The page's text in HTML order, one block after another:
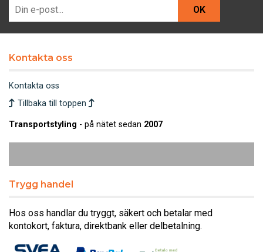
OK
Kontakta oss
Kontakta oss
Tillbaka till toppen
Transportstyling - på nätet sedan 2007
Trygg handel
Hos oss handlar du tryggt, säkert och betalar med
kontokort, faktura, direktbank eller delbetalning.